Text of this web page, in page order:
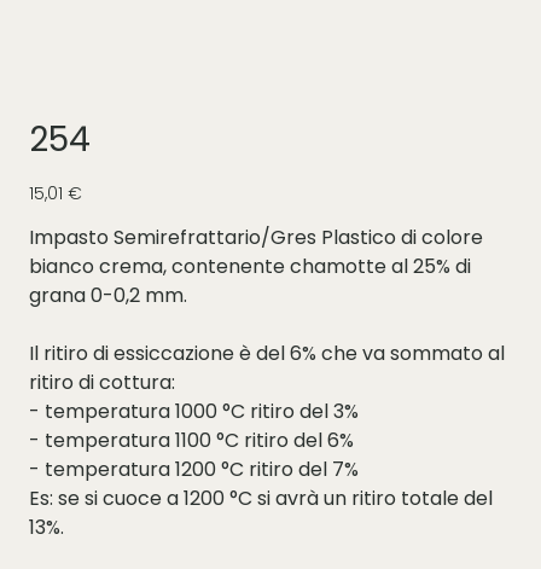
254
Prezzo
15,01 €
Impasto Semirefrattario/Gres Plastico di colore
bianco crema, contenente chamotte al 25% di
grana 0-0,2 mm.
Il ritiro di essiccazione è del 6% che va sommato al
ritiro di cottura:
- temperatura 1000 °C ritiro del 3%
- temperatura 1100 °C ritiro del 6%
- temperatura 1200 °C ritiro del 7%
Es: se si cuoce a 1200 °C si avrà un ritiro totale del
13%.